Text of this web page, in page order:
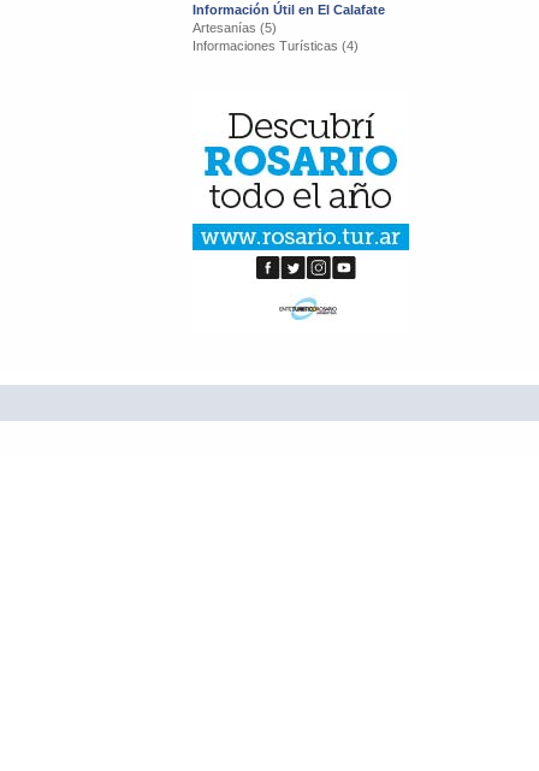
Información Útil en El Calafate
Artesanías (5)
Informaciones Turísticas (4)